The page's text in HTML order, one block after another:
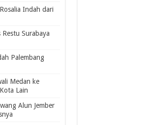
Indah dari
Surabaya
Palembang
Medan ke
Lain
Alun Jember